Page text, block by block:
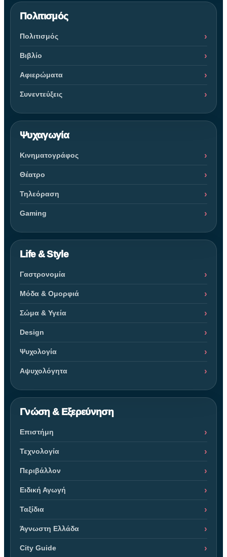
Πολιτισμός
Πολιτισμός
Βιβλίο
Αφιερώματα
Συνεντεύξεις
Ψυχαγωγία
Κινηματογράφος
Θέατρο
Τηλεόραση
Gaming
Life & Style
Γαστρονομία
Μόδα & Ομορφιά
Σώμα & Υγεία
Design
Ψυχολογία
Αψυχολόγητα
Γνώση & Εξερεύνηση
Επιστήμη
Τεχνολογία
Περιβάλλον
Ειδική Αγωγή
Ταξίδια
Άγνωστη Ελλάδα
City Guide